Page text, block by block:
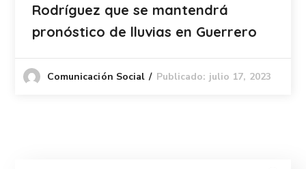
Rodríguez que se mantendrá
pronóstico de lluvias en Guerrero
Comunicación Social Publicado: julio 17, 2023